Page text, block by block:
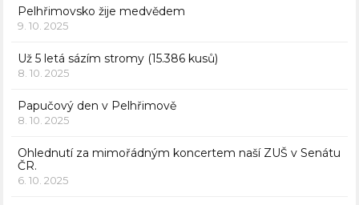
Pelhřimovsko žije medvědem
9. 10. 2025
Už 5 letá sázím stromy (15.386 kusů)
8. 10. 2025
Papučový den v Pelhřimově
8. 10. 2025
Ohlednutí za mimořádným koncertem naší ZUŠ v Senátu
ČR.
6. 10. 2025